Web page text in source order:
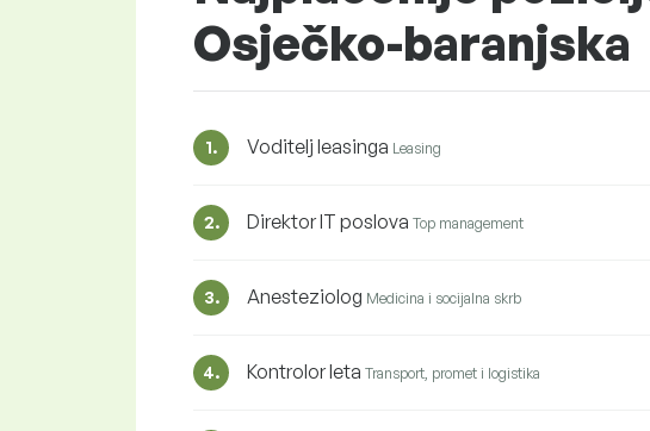
Osječko-baranjska
1. Voditelj leasinga Leasing
2. Direktor IT poslova Top management
3. Anesteziolog Medicina i socijalna skrb
4. Kontrolor leta Transport, promet i logistika